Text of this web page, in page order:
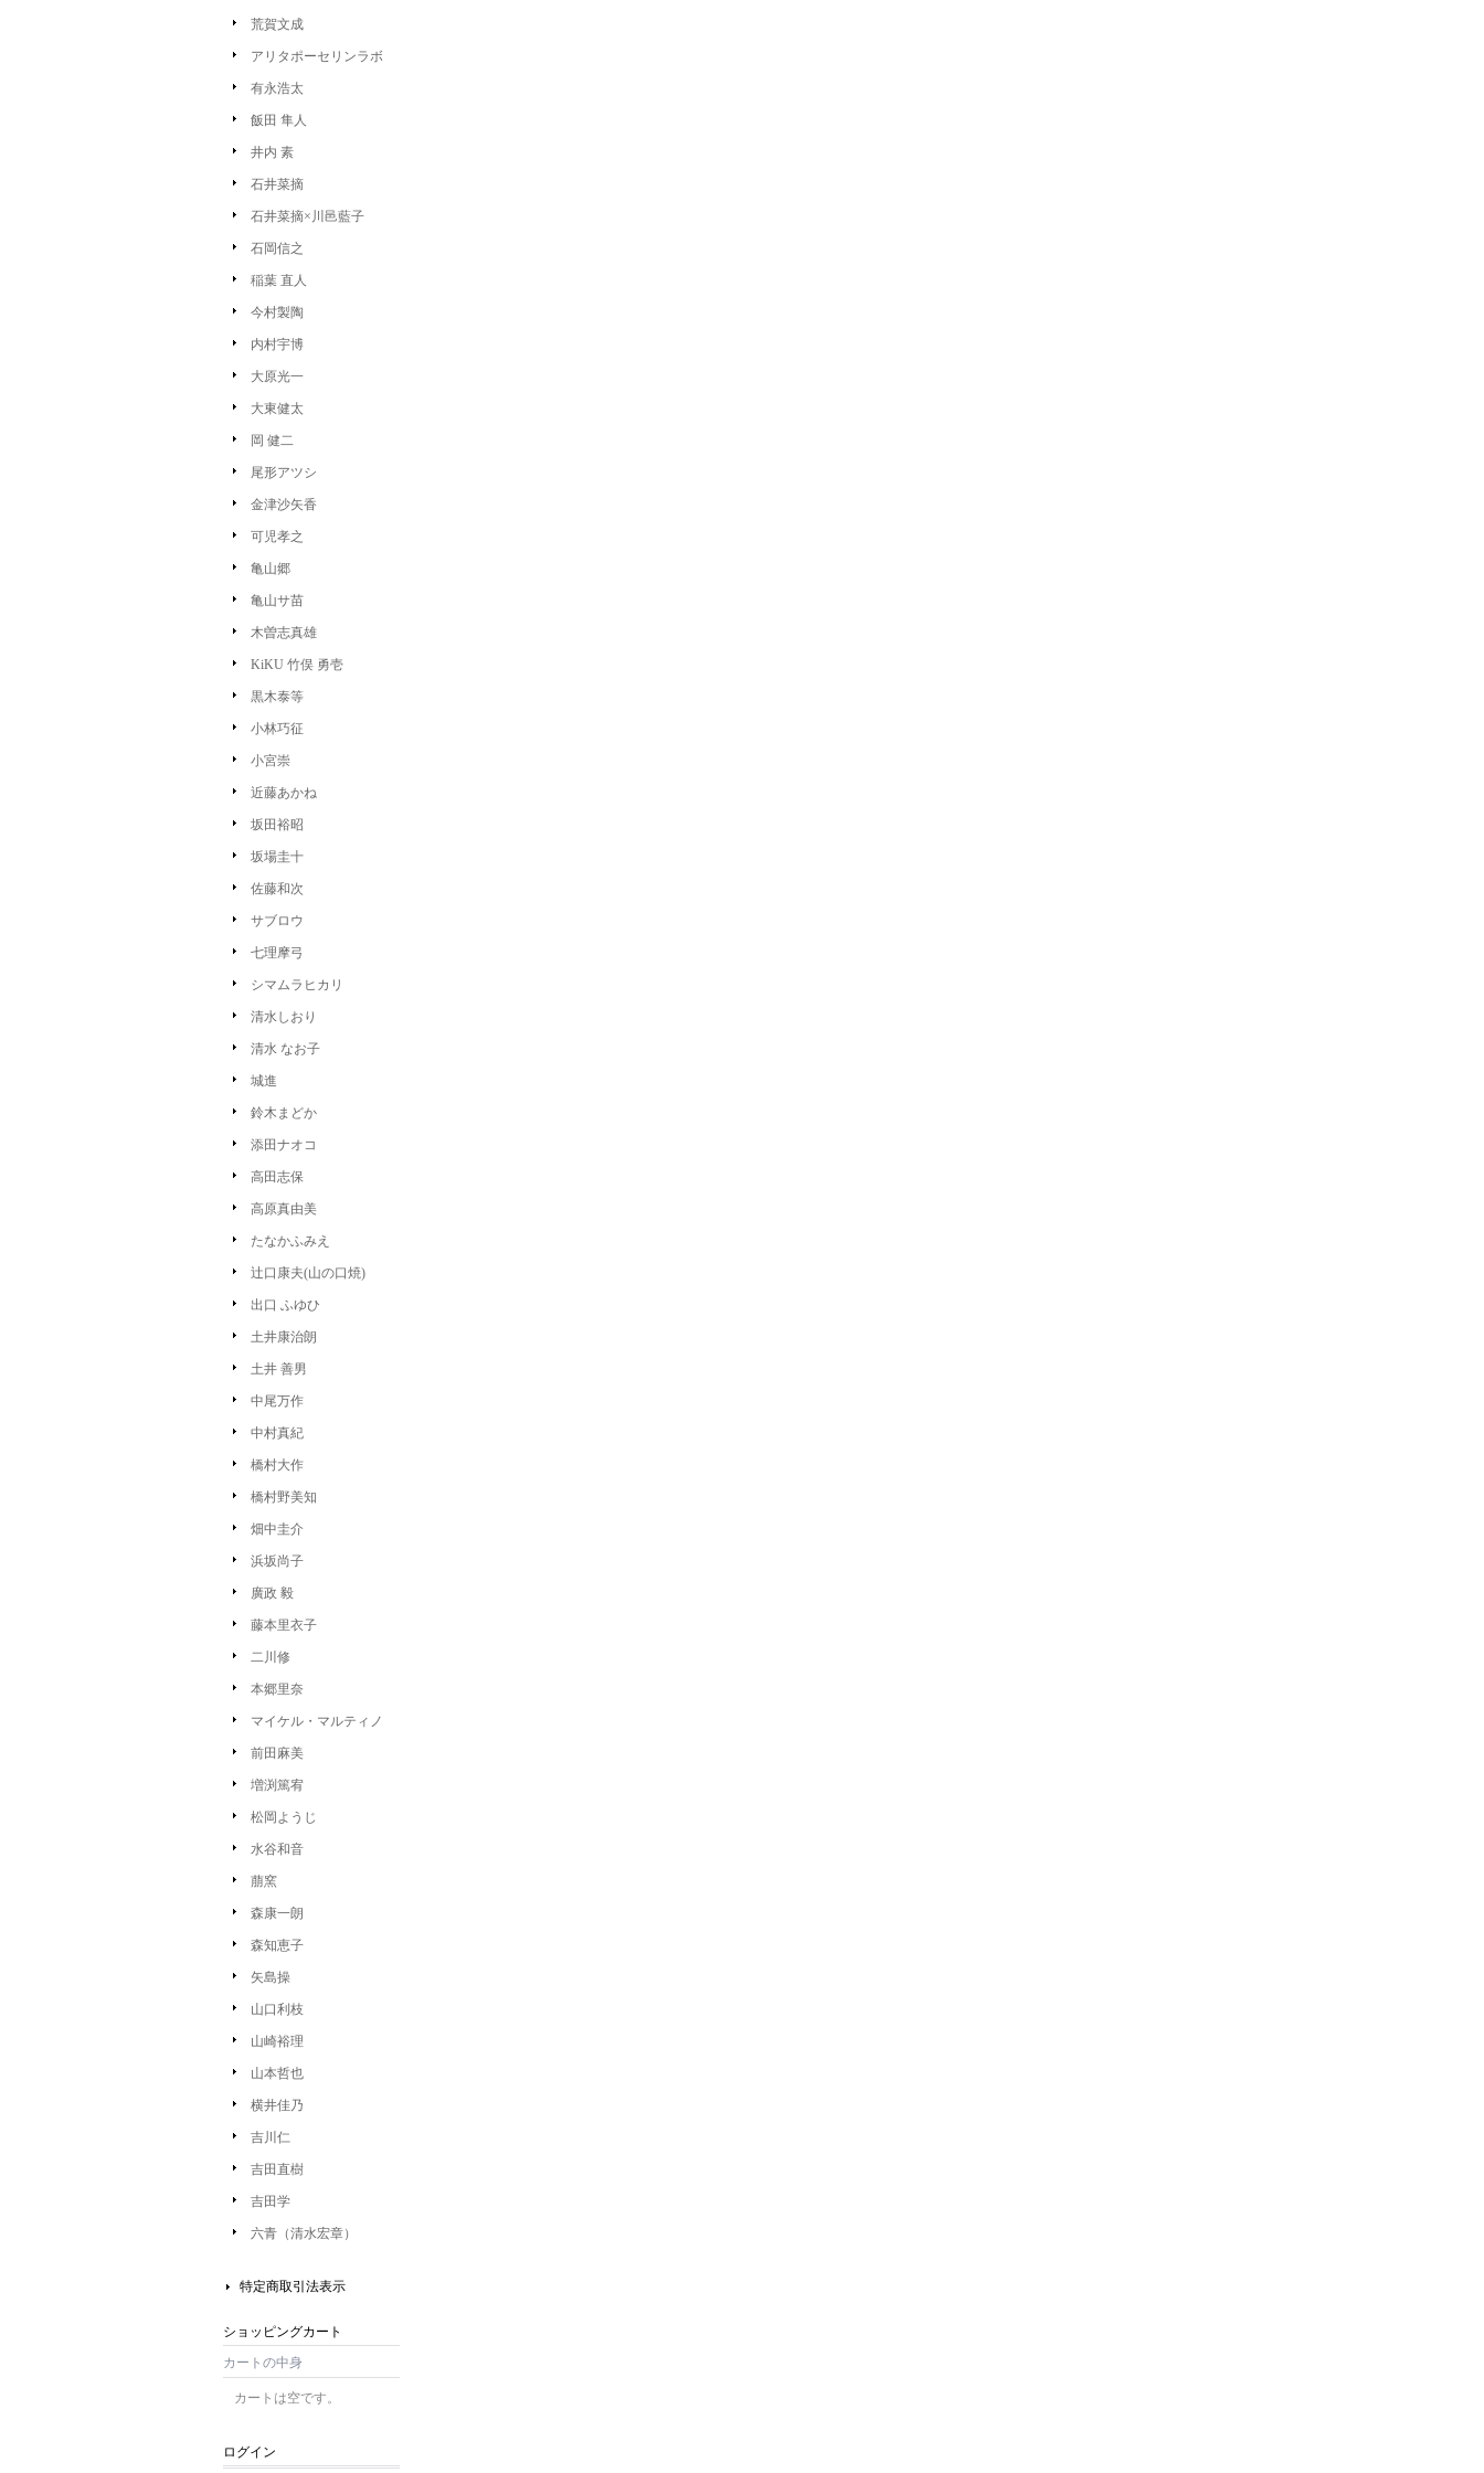
荒賀文成
アリタポーセリンラボ
有永浩太
飯田 隼人
井内 素
石井菜摘
石井菜摘×川邑藍子
石岡信之
稲葉 直人
今村製陶
内村宇博
大原光一
大東健太
岡 健二
尾形アツシ
金津沙矢香
可児孝之
亀山郷
亀山サ苗
木曽志真雄
KiKU 竹俣 勇壱
黒木泰等
小林巧征
小宮崇
近藤あかね
坂田裕昭
坂場圭十
佐藤和次
サブロウ
七理摩弓
シマムラヒカリ
清水しおり
清水 なお子
城進
鈴木まどか
添田ナオコ
高田志保
高原真由美
たなかふみえ
辻口康夫(山の口焼)
出口 ふゆひ
土井康治朗
土井 善男
中尾万作
中村真紀
橋村大作
橋村野美知
畑中圭介
浜坂尚子
廣政 毅
藤本里衣子
二川修
本郷里奈
マイケル・マルティノ
前田麻美
増渕篤宥
松岡ようじ
水谷和音
萠窯
森康一朗
森知恵子
矢島操
山口利枝
山崎裕理
山本哲也
横井佳乃
吉川仁
吉田直樹
吉田学
六青（清水宏章）
特定商取引法表示
ショッピングカート
カートの中身
カートは空です。
ログイン